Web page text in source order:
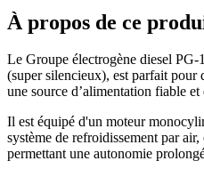
À propos de ce
Le Groupe électrogène diesel
(super silencieux), est parfait pour
une source d’alimentation fiable et
Il est équipé d'un moteur
système de refroidissement par
permettant une autonomie